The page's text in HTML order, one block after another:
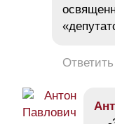
Ответить